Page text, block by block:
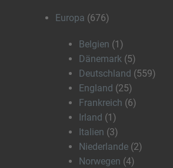
Europa (676)
Belgien (1)
Dänemark (5)
Deutschland (559)
England (25)
Frankreich (6)
Irland (1)
Italien (3)
Niederlande (2)
Norwegen (4)